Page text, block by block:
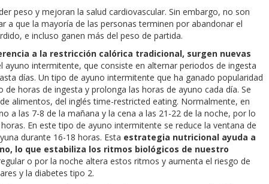
peso y mejoran la salud cardiovascular. Sin embargo, no son
a que la mayoría de las personas terminen por abandonar el
e incluso ganen más del peso de partida.
a la restricción calórica tradicional, surgen nuevas
ayuno intermitente, que consiste en alternar periodos de ingesta
días. Un tipo de ayuno intermitente que ha ganado popularidad
horas de ingesta y prolonga las horas de ayuno cada día. Se
alimentos, del inglés time-restricted eating. Normalmente, en
a las 7-8 de la mañana y la cena a las 21-22 de la noche, por lo
En este tipo de ayuno intermitente se reduce la ventana de
durante 16-18 horas. Esta estrategia nutricional ayuda a
lo que estabiliza los ritmos biológicos de nuestro
o por la noche altera estos ritmos y aumenta el riesgo de
y la diabetes tipo 2.